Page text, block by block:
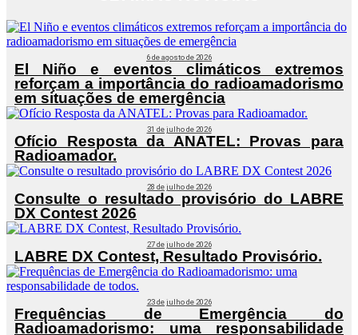
6 de agosto de 2026
El Niño e eventos climáticos extremos
reforçam a importância do radioamadorismo
em situações de emergência
31 de julho de 2026
Ofício Resposta da ANATEL: Provas para
Radioamador.
28 de julho de 2026
Consulte o resultado provisório do LABRE
DX Contest 2026
27 de julho de 2026
LABRE DX Contest, Resultado Provisório.
23 de julho de 2026
Frequências de Emergência do
Radioamadorismo: uma responsabilidade